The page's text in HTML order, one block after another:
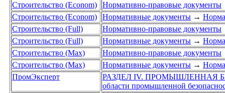
Строительство (Econom)
Нормативно-правовые документы
Строительство (Econom)
Нормативные документы →
Строительство (Full)
Нормативно-правовые документы
Строительство (Full)
Нормативные документы →
Строительство (Max)
Нормативно-правовые документы
Строительство (Max)
Нормативные документы →
ПромЭксперт
РАЗДЕЛ IV. ПРОМЫШЛЕННАЯ
области промышленной